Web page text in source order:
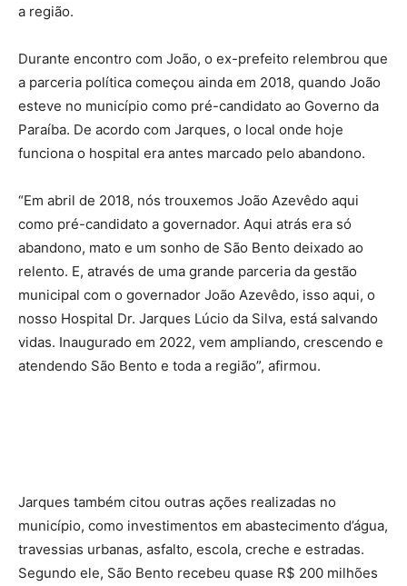
a região.
Durante encontro com João, o ex-prefeito relembrou que
a parceria política começou ainda em 2018, quando João
esteve no município como pré-candidato ao Governo da
Paraíba. De acordo com Jarques, o local onde hoje
funciona o hospital era antes marcado pelo abandono.
“Em abril de 2018, nós trouxemos João Azevêdo aqui
como pré-candidato a governador. Aqui atrás era só
abandono, mato e um sonho de São Bento deixado ao
relento. E, através de uma grande parceria da gestão
municipal com o governador João Azevêdo, isso aqui, o
nosso Hospital Dr. Jarques Lúcio da Silva, está salvando
vidas. Inaugurado em 2022, vem ampliando, crescendo e
atendendo São Bento e toda a região”, afirmou.
Jarques também citou outras ações realizadas no
município, como investimentos em abastecimento d’água,
travessias urbanas, asfalto, escola, creche e estradas.
Segundo ele, São Bento recebeu quase R$ 200 milhões